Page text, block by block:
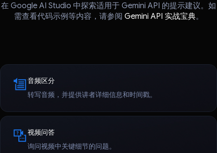
在 Google AI Studio 中探索适用于 Gemini API 的提示建议。如
需查看代码示例等内容，请参阅 Gemini API 实战宝典。
音频区分
转写音频，并提供讲者详细信息和时间戳。
视频问答
询问视频中关键细节的问题。